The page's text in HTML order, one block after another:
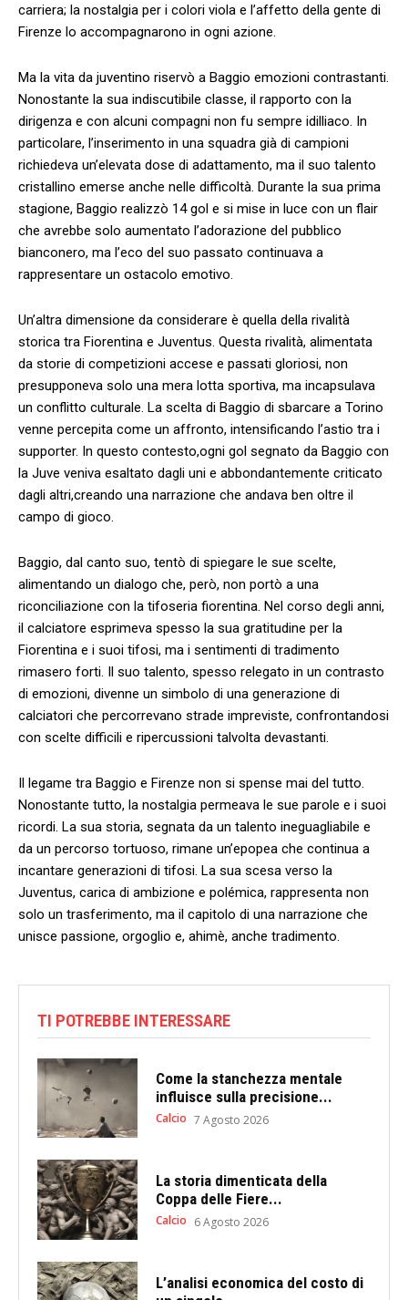
carriera; la nostalgia per i colori viola e ‌l’affetto della gente di
Firenze lo‌ accompagnarono in ‍ogni azione.
Ma la‌ vita​ da juventino ⁢riservò a Baggio emozioni‌ contrastanti.
Nonostante la sua indiscutibile classe, il rapporto con la
dirigenza e con⁢ alcuni compagni‌ non fu sempre idilliaco. In
particolare, l’inserimento in una squadra già⁣ di campioni
⁤richiedeva un’elevata dose di ​adattamento,⁤ ma il ⁢suo talento
cristallino emerse anche⁣ nelle difficoltà. Durante ⁢la‌ sua ‍prima⁣
stagione, Baggio realizzò 14 gol‌ e si mise ​in luce con un ⁣flair
che avrebbe solo⁢ aumentato l’adorazione del pubblico
bianconero, ma l’eco del suo⁢ passato continuava a
rappresentare un ostacolo emotivo.
Un’altra dimensione da considerare è quella della rivalità‍
storica tra Fiorentina e⁣ Juventus. Questa rivalità, alimentata⁤
da storie di competizioni accese e passati gloriosi, non
presupponeva solo una mera lotta sportiva, ma incapsulava
un conflitto ⁤culturale. La scelta di Baggio di sbarcare a Torino
venne percepita come ⁤un affronto, intensificando l’astio tra i
supporter. In questo contesto,ogni gol segnato da Baggio con
la Juve veniva esaltato dagli ⁤uni e abbondantemente criticato
dagli altri,creando una narrazione che andava ben oltre il
campo di gioco.
Baggio, dal canto suo, ⁣tentò di spiegare le sue ​scelte,
alimentando ⁤un dialogo che, però,‌ non ⁣portò⁣ a una
riconciliazione con la tifoseria fiorentina. Nel‌ corso degli anni,
il calciatore⁤ esprimeva spesso la sua gratitudine per‌ la
Fiorentina e i suoi tifosi, ma i ‍sentimenti di tradimento‍
rimasero forti. ​Il suo ⁣talento, spesso relegato in ⁢un contrasto
di emozioni, divenne ⁤un simbolo di una generazione di⁤
calciatori che percorrevano strade impreviste,‌ confrontandosi
con scelte difficili e ‍ripercussioni talvolta devastanti.
Il legame tra Baggio e ⁢Firenze non si spense mai del tutto.
⁣Nonostante tutto, la nostalgia permeava ⁢le sue parole e i suoi
‍ricordi. La sua storia, segnata da un⁣ talento⁣ ineguagliabile e
da un percorso tortuoso, rimane un’epopea che⁤ continua a
incantare‌ generazioni di tifosi. ⁢La ‌sua scesa verso la
Juventus, carica di ambizione e‌ polémica, rappresenta non
solo un trasferimento,⁣ ma il capitolo di una narrazione che
unisce passione, orgoglio e,⁢ ahimè, ⁤anche tradimento.
TI POTREBBE INTERESSARE
Come la stanchezza mentale
influisce sulla precisione...
Calcio 7 Agosto 2026
La storia dimenticata della
Coppa delle Fiere...
Calcio 6 Agosto 2026
L’analisi economica del costo di